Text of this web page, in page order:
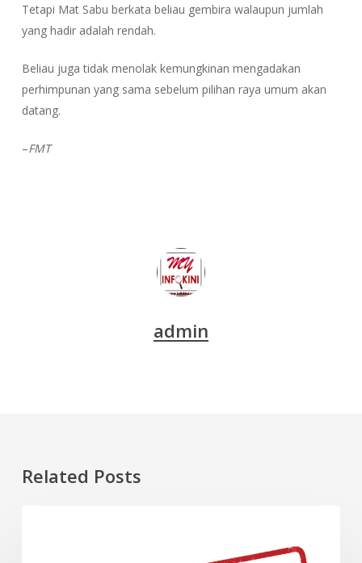
Tetapi Mat Sabu berkata beliau gembira walaupun jumlah
yang hadir adalah rendah.
Beliau juga tidak menolak kemungkinan mengadakan
perhimpunan yang sama sebelum pilihan raya umum akan
datang.
–FMT
admin
Related Posts